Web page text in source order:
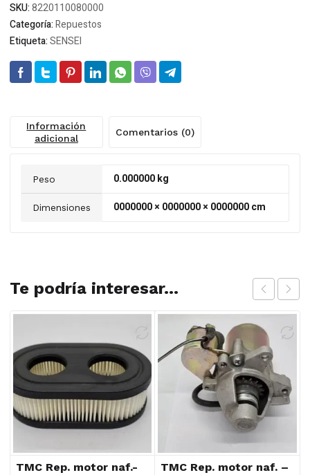
SKU:8220110080000
Categoría:Repuestos
Etiqueta:SENSEI
Información
adicional
Comentarios (0)
Peso 0.000000 kg
Dimensiones 0000000 × 0000000 × 0000000 cm
Te podría interesar...
TMC Rep. motor naf.-
TMC Rep. motor naf. –